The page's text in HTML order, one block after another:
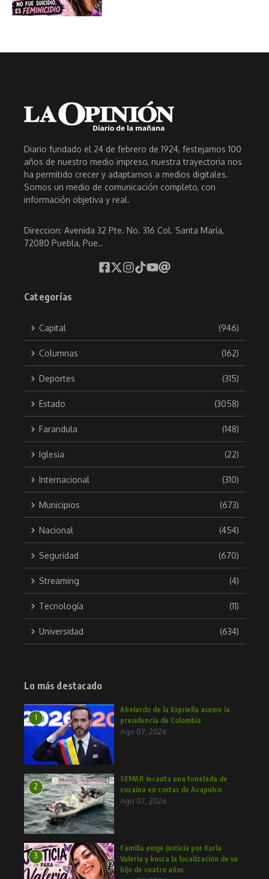
Diario fundado el 24 de febrero de 1924, festejamos 100
años de nuestro medio impreso, nuestra trayectoria nos
ha permitido crecer y adaptarnos a medios digitales.
Somos un medio de comunicación completo, con
información objetiva y real.
Direccion: Avenida 32 Pte. No. 316 Col. Santa María,
72080 Puebla, Pue..
Categorías
Capital (946)
Columnas (162)
Deportes (315)
Estado (3058)
Farandula (148)
Iglesia (22)
Internacional (310)
Municipios (673)
Nacional (454)
Seguridad (670)
Streaming (4)
Tecnología (11)
Universidad (634)
Lo más destacado
1
Abelardo de la Espriella asume la
presidencia de Colombia
Ago 07, 2026
2
SEMAR incauta una tonelada de
cocaína en costas de Acapulco
Ago 07, 2026
3
Familia exige justicia por Karla
Valeria y busca la localización de su
hijo de cuatro años